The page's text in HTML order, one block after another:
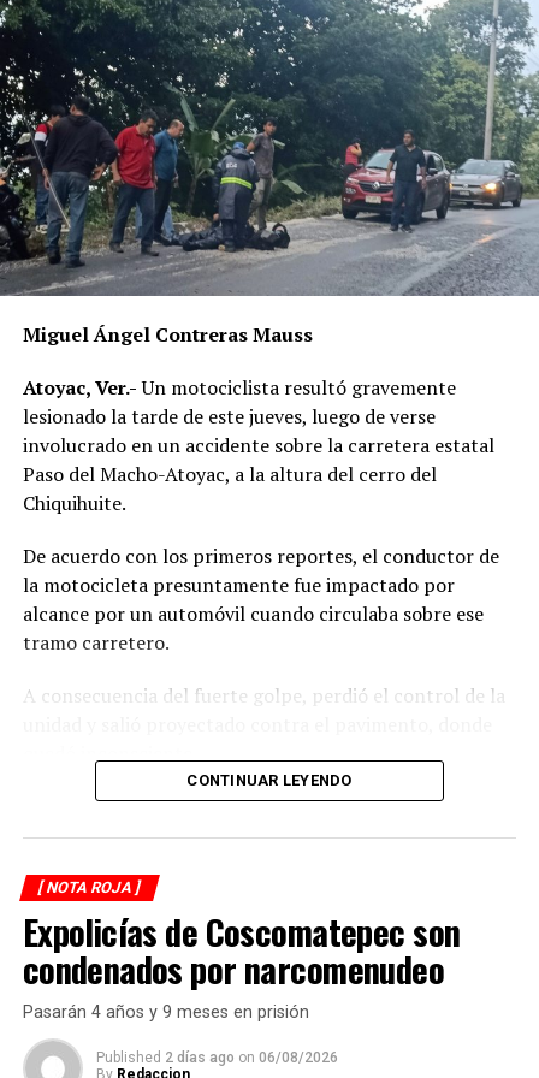
Miguel Ángel Contreras Mauss
Atoyac, Ver.-Un motociclista resultó gravemente
lesionado la tarde de este jueves, luego de verse
involucrado en un accidente sobre la carretera estatal
Paso del Macho-Atoyac, a la altura del cerro del
Chiquihuite.
De acuerdo con los primeros reportes, el conductor de
la motocicleta presuntamente fue impactado por
alcance por un automóvil cuando circulaba sobre ese
tramo carretero.
A consecuencia del fuerte golpe, perdió el control de la
Testigos del accidente solicitaron de inmediato el apoyo
de los cuerpos de emergencia al percatarse de que el
asfáltica, mientras otros automovilistas redujeron la
velocidad para evitar otro percance.
Al sitio arribaron paramédicos de Protección Civil de
Atoyac, quienes brindaron los primeros auxilios al
lesionado y, tras estabilizarlo, lo trasladaron de urgencia
a un hospital del municipio de Potrero Nuevo para
CONTINUAR LEYENDO
[ NOTA ROJA ]
Expolicías de Coscomatepec son
condenados por narcomenudeo
Pasarán 4 años y 9 meses en prisión
Published 2 días ago on 06/08/2026
By Redaccion